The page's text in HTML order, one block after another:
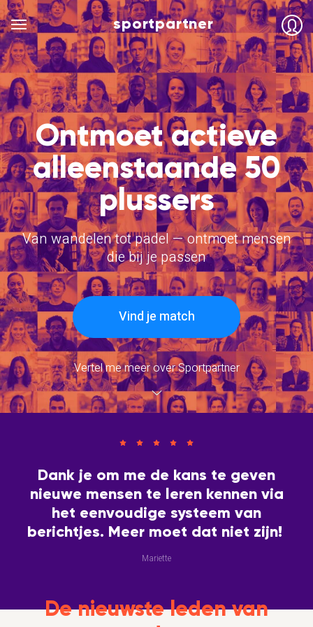
sportpartner
Ontmoet actieve
alleenstaande 50
plussers
Van wandelen tot padel — ontmoet mensen
die bij je passen
Vind je match
Vertel me meer over Sportpartner
Dank je om me de kans te geven
nieuwe mensen te leren kennen via
het eenvoudige systeem van
berichtjes. Meer moet dat niet zijn!
Mariette
De nieuwste leden van